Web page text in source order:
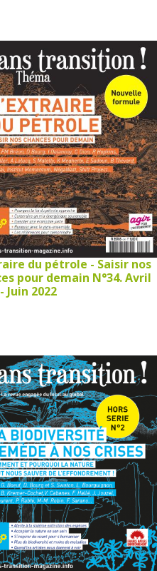
du pétrole - Saisir nos
pour demain N°34. Avril
Juin 2022